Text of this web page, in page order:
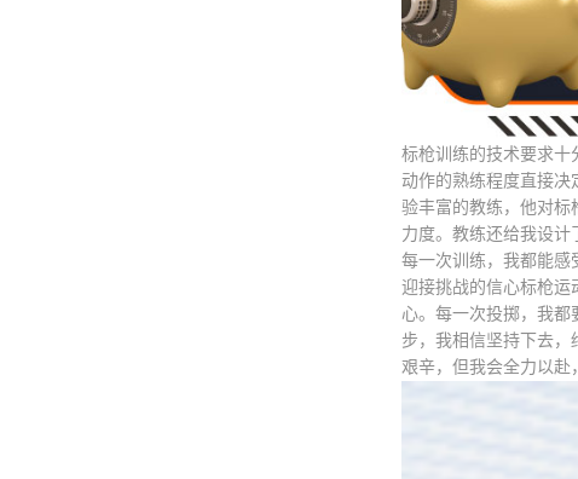
标枪训练的技术要求十
动作的熟练程度直接决
验丰富的教练，他对标
力度。教练还给我设计
每一次训练，我都能感
迎接挑战的信心标枪运
心。每一次投掷，我
步，我相信坚持下去
艰辛，但我会全力以赴